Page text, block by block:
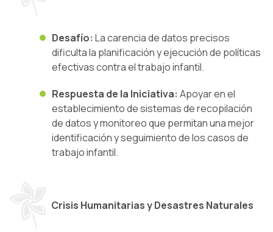
Desafío: La carencia de datos precisos
dificulta la planificación y ejecución de políticas
efectivas contra el trabajo infantil.
Respuesta de la Iniciativa: Apoyar en el
establecimiento de sistemas de recopilación
de datos y monitoreo que permitan una mejor
identificación y seguimiento de los casos de
trabajo infantil.
Crisis Humanitarias y Desastres Naturales